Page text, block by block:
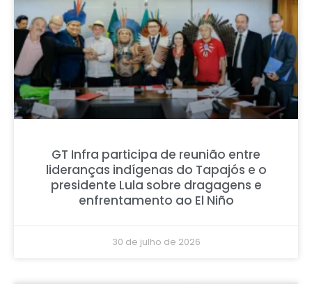
GT Infra participa de reunião entre
lideranças indígenas do Tapajós e o
presidente Lula sobre dragagens e
enfrentamento ao El Niño
30 de julho de 2026